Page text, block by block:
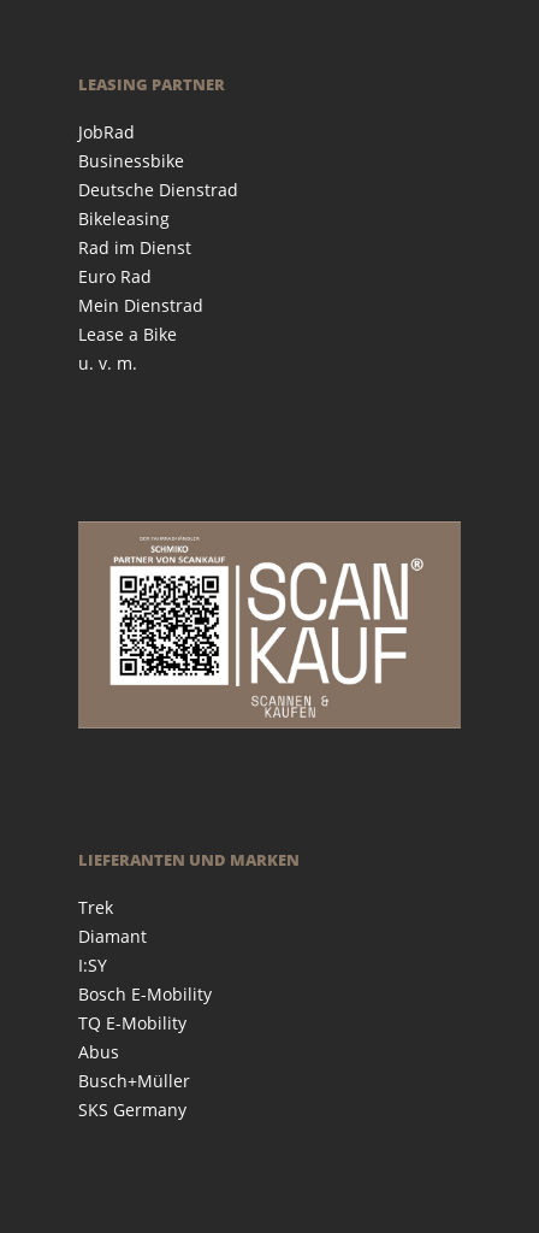
LEASING PARTNER
JobRad
Businessbike
Deutsche Dienstrad
Bikeleasing
Rad im Dienst
Euro Rad
Mein Dienstrad
Lease a Bike
u. v. m.
LIEFERANTEN UND MARKEN
Trek
Diamant
I:SY
Bosch E-Mobility
TQ E-Mobility
Abus
Busch+Müller
SKS Germany